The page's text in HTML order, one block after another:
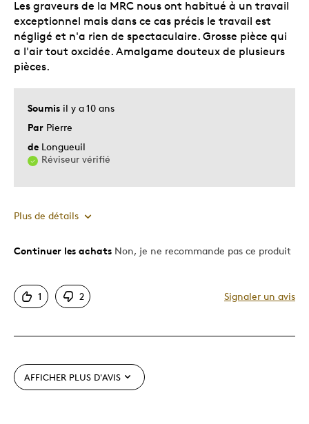
Occasion spéciale
Décrivez-vous Guidé par la qualité
Soumis il y a 10 ans
Par Pierre
de Longueuil
Réviseur vérifié
Les graveurs de la MRC nous ont habitué à un travail
exceptionnel mais dans ce cas précis le travail est
négligé et n'a rien de spectaculaire. Grosse pièce qui
a l'air tout oxcidée. Amalgame douteux de plusieurs
pièces.
Plus de détails
Le contre
Beaucoup Trop Dispendieux
à Ne Pas Offrir En Cadeau
Continuer les achats Non, je ne recommande pas ce produit
1 2 Signaler un avis
AFFICHER PLUS D'AVIS